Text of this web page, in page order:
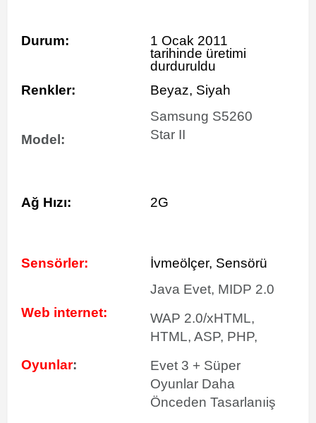
Durum:
1 Ocak 2011
tarihinde üretimi
durduruldu
Renkler:
Model:
Beyaz, Siyah
Samsung S5260
Star II
Ağ Hızı: 2G
Sensörler:
Web internet:
Oyunlar:
İvmeölçer, Sensörü
Java Evet, MIDP 2.0
WAP 2.0/xHTML,
HTML, ASP, PHP,
Evet 3 + Süper
Oyunlar Daha
Önceden Tasarlanıiş